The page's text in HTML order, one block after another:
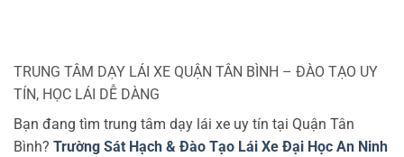
TRUNG TÂM DẠY LÁI XE QUẬN TÂN BÌNH – ĐÀO TẠO UY
TÍN, HỌC LÁI DỄ DÀNG
Bạn đang tìm trung tâm dạy lái xe uy tín tại Quận Tân
Bình? Trường Sát Hạch & Đào Tạo Lái Xe Đại Học An Ninh